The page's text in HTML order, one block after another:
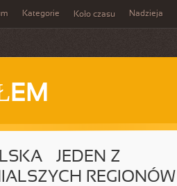
Kategorie Koło czasu Nadzieja
– JEDEN Z